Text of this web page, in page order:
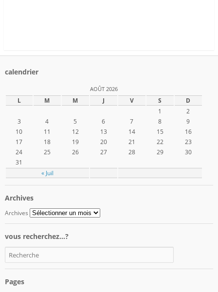
calendrier
AOÛT 2026
L M M J V S D
« Juil
1
2
3
4 5 6 7 8
9
10
11 12 13 14 15
16
17
18 19 20 21 22
23
24
25 26 27 28 29
30
31
Archives
Archives
vous recherchez…?
Pages